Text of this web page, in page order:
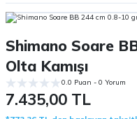
Shimano Soare
Olta Kamışı
0.0 Puan - 0 Yorum
7.435,00 TL